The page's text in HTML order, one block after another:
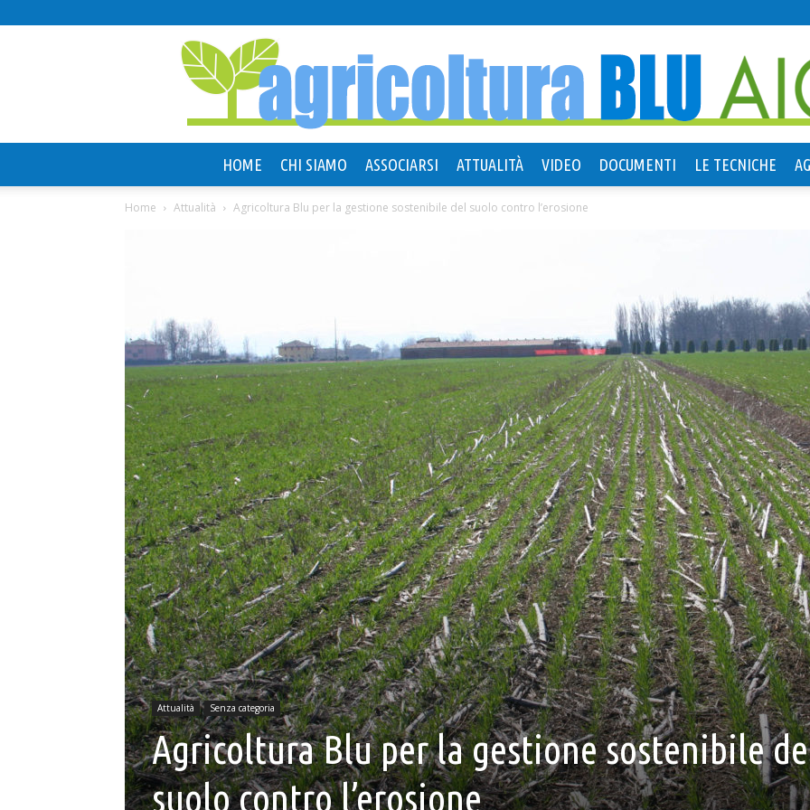
Blu
HOME CHI SIAMO ASSOCIARSI ATTUALITÀ VIDEO DOCUMENTI LE TECNICHE
Home Attualità Agricoltura Blu per la gestione sostenibile del suolo contro l’erosione
Attualità Senza categoria
Agricoltura Blu per la gestione sostenibile
suolo contro l’erosione